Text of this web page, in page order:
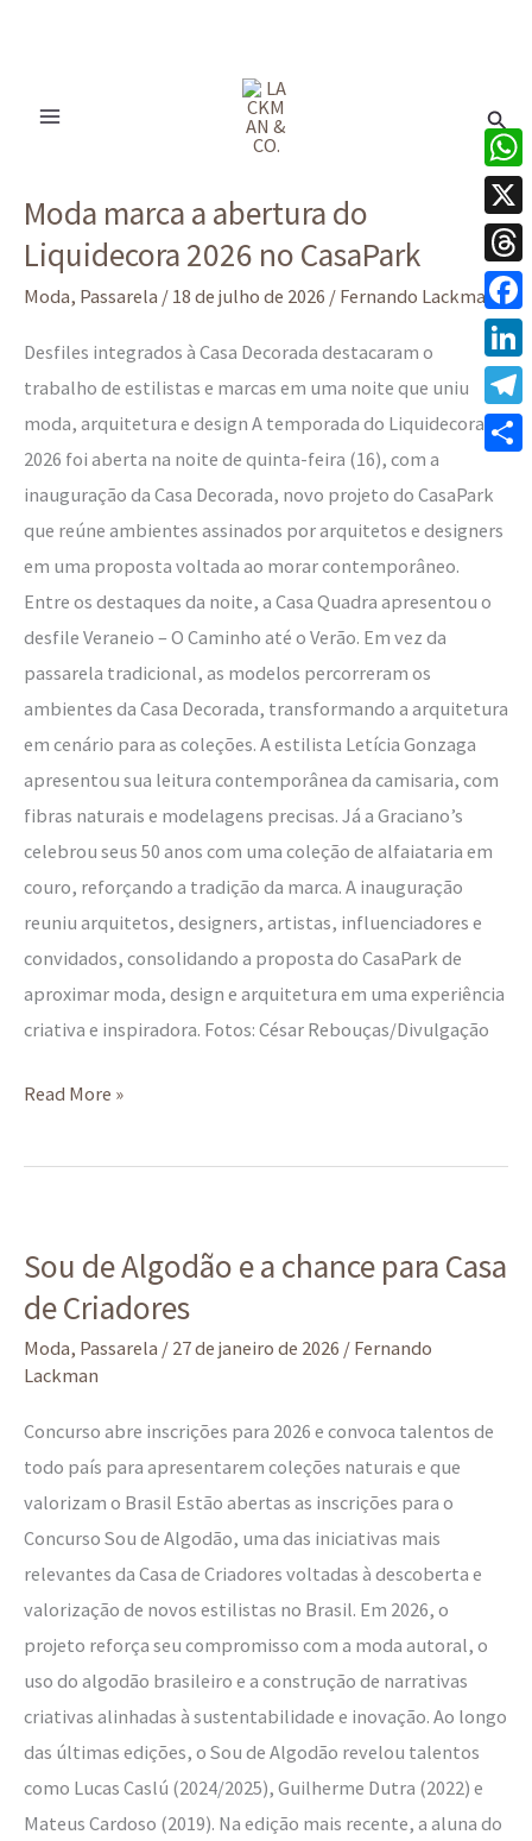
Moda marca a abertura do
Liquidecora 2026 no CasaPark
Moda, Passarela / 18 de julho de 2026 / Fernando Lackman
Desfiles integrados à Casa Decorada destacaram o
trabalho de estilistas e marcas em uma noite que uniu
moda, arquitetura e design A temporada do Liquidecora
2026 foi aberta na noite de quinta-feira (16), com a
inauguração da Casa Decorada, novo projeto do CasaPark
que reúne ambientes assinados por arquitetos e designers
em uma proposta voltada ao morar contemporâneo.
Entre os destaques da noite, a Casa Quadra apresentou o
desfile Veraneio – O Caminho até o Verão. Em vez da
passarela tradicional, as modelos percorreram os
ambientes da Casa Decorada, transformando a arquitetura
em cenário para as coleções. A estilista Letícia Gonzaga
apresentou sua leitura contemporânea da camisaria, com
fibras naturais e modelagens precisas. Já a Graciano’s
celebrou seus 50 anos com uma coleção de alfaiataria em
couro, reforçando a tradição da marca. A inauguração
reuniu arquitetos, designers, artistas, influenciadores e
convidados, consolidando a proposta do CasaPark de
aproximar moda, design e arquitetura em uma experiência
criativa e inspiradora. Fotos: César Rebouças/Divulgação
marca
a
abertura
Liquidecora
2026
no
CasaPark
Read More »
Sou de Algodão e a chance para Casa
de Criadores
Moda, Passarela / 27 de janeiro de 2026 / Fernando
Lackman
Concurso abre inscrições para 2026 e convoca talentos de
todo país para apresentarem coleções naturais e que
valorizam o Brasil Estão abertas as inscrições para o
Concurso Sou de Algodão, uma das iniciativas mais
relevantes da Casa de Criadores voltadas à descoberta e
valorização de novos estilistas no Brasil. Em 2026, o
projeto reforça seu compromisso com a moda autoral, o
uso do algodão brasileiro e a construção de narrativas
criativas alinhadas à sustentabilidade e inovação. Ao longo
das últimas edições, o Sou de Algodão revelou talentos
como Lucas Caslú (2024/2025), Guilherme Dutra (2022) e
Mateus Cardoso (2019). Na edição mais recente, a aluna do
de
Algodão
e
a
X